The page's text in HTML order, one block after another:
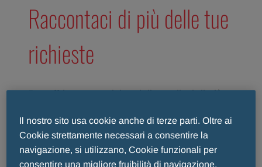
Raccontaci di più delle tue
richieste
pagina con ulteriori informazioni e il form di
contatto.
Il nostro sito usa cookie anche di terze parti. Oltre ai
Cookie strettamente necessari a consentire la
navigazione, si utilizzano, Cookie funzionali per
consentire una migliore fruibilità di navigazione,